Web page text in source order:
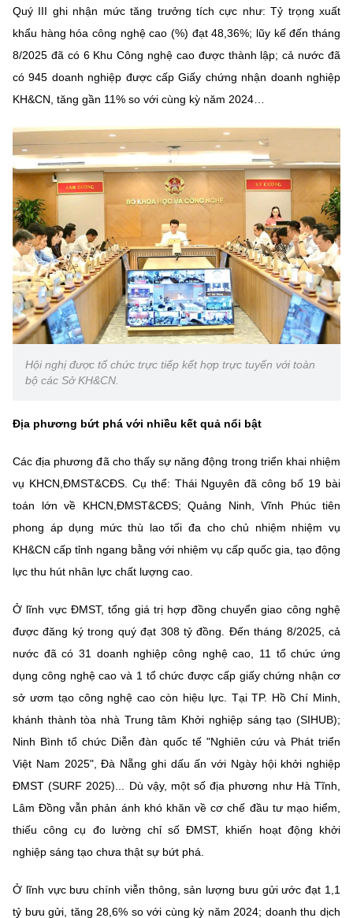
Quý III ghi nhận mức tăng trưởng tích cực như: Tỷ trọng xuất
khẩu hàng hóa công nghệ cao (%) đạt 48,36%; lũy kế đến tháng
8/2025 đã có 6 Khu Công nghệ cao được thành lập; cả nước đã
có 945 doanh nghiệp được cấp Giấy chứng nhận doanh nghiệp
KH&CN, tăng gần 11% so với cùng kỳ năm 2024…
Hội nghị được tổ chức trực tiếp kết hợp trực tuyến với toàn
bộ các Sở KH&CN.
Địa phương bứt phá với nhiều kết quả nổi bật
Các địa phương đã cho thấy sự năng động trong triển khai nhiệm
vụ KHCN,ĐMST&CĐS. Cụ thể: Thái Nguyên đã công bố 19 bài
toán lớn về KHCN,ĐMST&CĐS; Quảng Ninh, Vĩnh Phúc tiên
phong áp dụng mức thù lao tối đa cho chủ nhiệm nhiệm vụ
KH&CN cấp tỉnh ngang bằng với nhiệm vụ cấp quốc gia, tạo động
lực thu hút nhân lực chất lượng cao.
Ở lĩnh vực ĐMST, tổng giá trị hợp đồng chuyển giao công nghệ
được đăng ký trong quý đạt 308 tỷ đồng. Đến tháng 8/2025, cả
nước đã có 31 doanh nghiệp công nghệ cao, 11 tổ chức ứng
dụng công nghệ cao và 1 tổ chức được cấp giấy chứng nhận cơ
sở ươm tạo công nghệ cao còn hiệu lực. Tại TP. Hồ Chí Minh,
khánh thành tòa nhà Trung tâm Khởi nghiệp sáng tạo (SIHUB);
Ninh Bình tổ chức Diễn đàn quốc tế "Nghiên cứu và Phát triển
Việt Nam 2025", Đà Nẵng ghi dấu ấn với Ngày hội khởi nghiệp
ĐMST (SURF 2025)... Dù vậy, một số địa phương như Hà Tĩnh,
Lâm Đồng vẫn phản ánh khó khăn về cơ chế đầu tư mạo hiểm,
thiếu công cụ đo lường chỉ số ĐMST, khiến hoạt động khởi
nghiệp sáng tạo chưa thật sự bứt phá.
Ở lĩnh vực bưu chính viễn thông, sản lượng bưu gửi ước đạt 1,1
tỷ bưu gửi, tăng 28,6% so với cùng kỳ năm 2024; doanh thu dịch